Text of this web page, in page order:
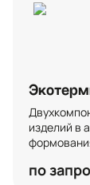
изделий в
по